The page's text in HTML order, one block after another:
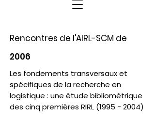
Rencontres de l'AIRL-SCM de
2006
Les fondements transversaux et
spécifiques de la recherche en
logistique : une étude bibliométrique
des cinq premières RIRL (1995 - 2004)